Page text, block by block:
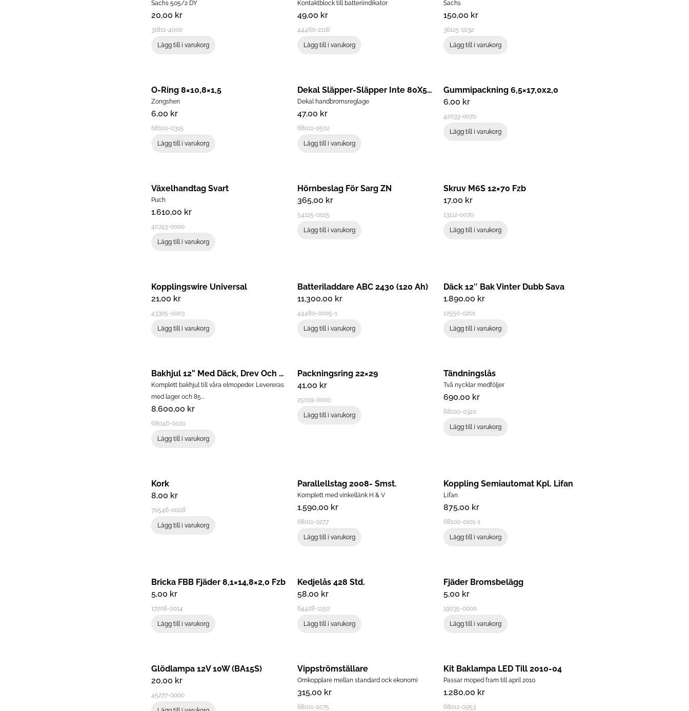
31811-4000
20,00 kr
Sachs 505/2 DY
Lägg till i varukorg
44460-2116
49,00 kr
Kontaktblock till batteriindikator
Lägg till i varukorg
36115-1032
150,00 kr
Sachs
Lägg till i varukorg
68100-0315
O-Ring 8×10,8×1,5
6,00 kr
Zongshen
Lägg till i varukorg
68011-0502
Dekal Släpper-Släpper Inte 80X55 M
47,00 kr
Dekal handbromsreglage
Lägg till i varukorg
42033-0070
Gummipackning 6,5×17,0x2,0
6,00 kr
Lägg till i varukorg
40743-0000
Växelhandtag Svart
1.610,00 kr
Puch
Lägg till i varukorg
54125-0015
Hörnbeslag För Sarg ZN
365,00 kr
Lägg till i varukorg
13112-0070
Skruv M6S 12×70 Fzb
17,00 kr
Lägg till i varukorg
43305-0003
Kopplingswire Universal
21,00 kr
Lägg till i varukorg
44480-0005-1
Batteriladdare ABC 2430 (120 Ah)
11.300,00 kr
Lägg till i varukorg
12550-0201
Däck 12″ Bak Vinter Dubb Sava
1.890,00 kr
Lägg till i varukorg
68046-0020
Bakhjul 12” Med Däck, Drev Och Lage
8.600,00 kr
Komplett bakhjul till våra elmopeder. Levereras
med lager och 85...
Lägg till i varukorg
25019-0000
Packningsring 22×29
41,00 kr
Lägg till i varukorg 68100-0320
Tändningslås
690,00 kr
Två nycklar medföljer
Lägg till i varukorg
70546-0008
Kork
8,00 kr
Lägg till i varukorg 68011-0277
Parallellstag 2008- Smst.
1.590,00 kr
Komplett med vinkellänk H & V
Lägg till i varukorg
68100-0101-1
Koppling Semiautomat Kpl. Lifan
875,00 kr
Lifan
Lägg till i varukorg
17208-0014
Bricka FBB Fjäder 8,1×14,8×2,0 Fzb
5,00 kr
Lägg till i varukorg
64428-1150
Kedjelås 428 Std.
58,00 kr
Lägg till i varukorg
19035-0000
Fjäder Bromsbelägg
5,00 kr
Lägg till i varukorg
45277-0000
Glödlampa 12V 10W (BA15S)
20,00 kr
68011-0275
Vippströmställare
315,00 kr
Omkopplare mellan standard ock ekonomi
68011-0953
Kit Baklampa LED Till 2010-04
1.280,00 kr
Passar moped fram till april 2010